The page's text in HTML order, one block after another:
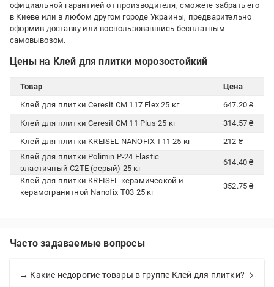
официальной гарантией от производителя, сможете забрать его
в Киеве или в любом другом городе Украины, предварительно
оформив доставку или воспользовавшись бесплатным
самовывозом.
Цены на Клей для плитки морозостойкий
Товар
Цена
Клей для плитки Ceresit CM 117 Flex 25 кг
647.20 ₴
Клей для плитки Ceresit CM 11 Plus 25 кг
314.57 ₴
Клей для плитки KREISEL NANOFIX T11 25 кг
212 ₴
Клей для плитки Polimin P-24 Elastic
эластичный C2TE (серый) 25 кг
614.40 ₴
Клей для плитки KREISEL керамической и
керамогранитной Nanofix T03 25 кг
352.75 ₴
Часто задаваемые вопросы
→ Какие недорогие товары в группе Клей для плитки?